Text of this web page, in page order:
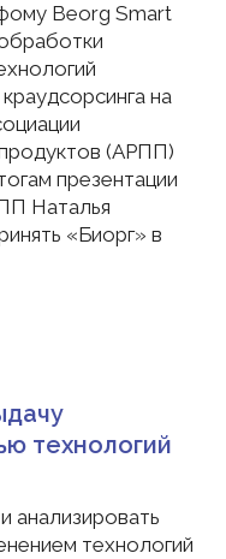
Beorg Smart
на
(АРПП)
презентации
Наталья
«Биорг» в
технологий
анализировать
технологий